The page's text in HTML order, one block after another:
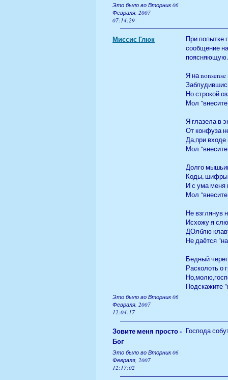
Это было во Вторник 06
Февраля, 2007
07:14:29
Миссис Глюк
При попытке
сообщение
Я на
Но строкой
Мол
Я глазела в
От конфуза
Да,при
Мол
Долго
Коды, шифры
И с ума меня
Мол
Не взглянув
Исхожу я
ДОлблю
Не даётся
Бедный
Расколоть о
Подскажите
Это было во Вторник 06
Февраля, 2007
12:04:17
Зовите меня просто -
Бог
Господа
Это было во Вторник 06
Февраля, 2007
12:17:02